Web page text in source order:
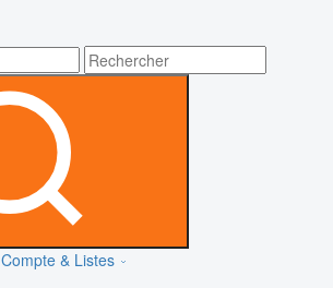
Compte & Listes